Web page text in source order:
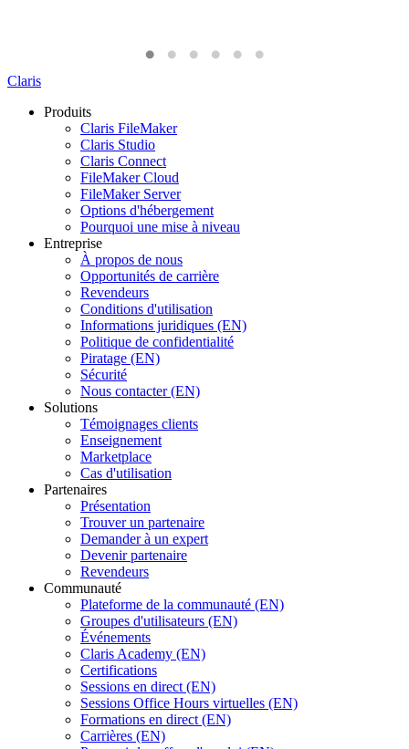
Claris
Produits
Claris FileMaker
Claris Studio
Claris Connect
FileMaker Cloud
FileMaker Server
Options d'hébergement
Pourquoi une mise à niveau
Entreprise
À propos de nous
Opportunités de carrière
Revendeurs
Conditions d'utilisation
Informations juridiques (EN)
Politique de confidentialité
Piratage (EN)
Sécurité
Nous contacter (EN)
Solutions
Témoignages clients
Enseignement
Marketplace
Cas d'utilisation
Partenaires
Présentation
Trouver un partenaire
Demander à un expert
Devenir partenaire
Revendeurs
Communauté
Plateforme de la communauté (EN)
Groupes d'utilisateurs (EN)
Événements
Claris Academy (EN)
Certifications
Sessions en direct (EN)
Sessions Office Hours virtuelles (EN)
Formations en direct (EN)
Carrières (EN)